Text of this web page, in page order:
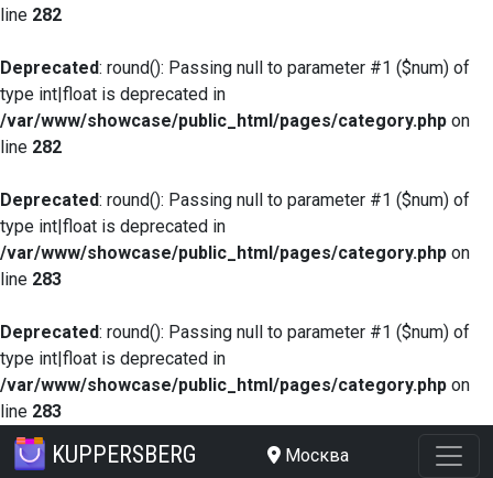
line 282
Deprecated: round(): Passing null to parameter #1 ($num) of
type int|float is deprecated in
/var/www/showcase/public_html/pages/category.php on
line 282
Deprecated: round(): Passing null to parameter #1 ($num) of
type int|float is deprecated in
/var/www/showcase/public_html/pages/category.php on
line 283
Deprecated: round(): Passing null to parameter #1 ($num) of
type int|float is deprecated in
/var/www/showcase/public_html/pages/category.php on
line 283
KUPPERSBERG Москва